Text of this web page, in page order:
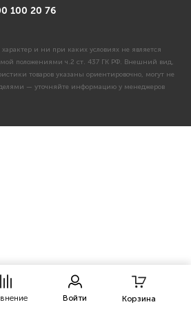
Войти Корзина
100 20 76
и ни при каких условиях не является
положениями ч.2 ст. 437 ГК РФ. Внешний вид,
товаров указаны ориентировочно, могут не
— уточняйте информацию у менеджеров